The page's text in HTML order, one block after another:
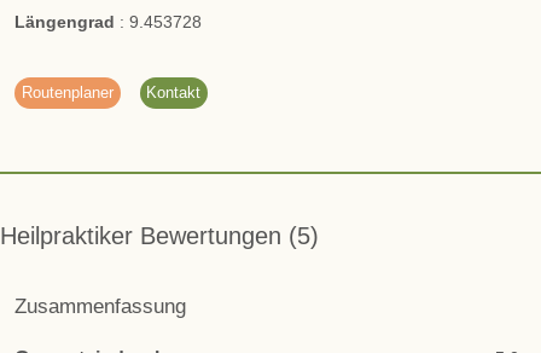
Längengrad : 9.453728
Routenplaner Kontakt
Heilpraktiker Bewertungen 5
Zusammenfassung